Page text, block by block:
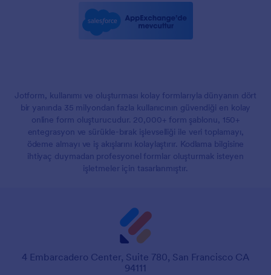
Jotform, kullanımı ve oluşturması kolay formlarıyla dünyanın dört
bir yanında 35 milyondan fazla kullanıcının güvendiği en kolay
online form oluşturucudur. 20,000+ form şablonu, 150+
entegrasyon ve sürükle-bırak işlevselliği ile veri toplamayı,
ödeme almayı ve iş akışlarını kolaylaştırır. Kodlama bilgisine
ihtiyaç duymadan profesyonel formlar oluşturmak isteyen
işletmeler için tasarlanmıştır.
4 Embarcadero Center, Suite 780, San Francisco CA
94111